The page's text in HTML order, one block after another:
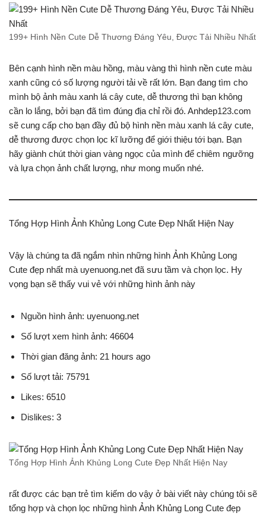
199+ Hình Nền Cute Dễ Thương Đáng Yêu, Được Tải Nhiều Nhất
Bên cạnh hình nền màu hồng, màu vàng thì hình nền cute màu
xanh cũng có số lượng người tải về rất lớn. Bạn đang tìm cho
mình bộ ảnh màu xanh lá cây cute, dễ thương thì bạn không
cần lo lắng, bởi bạn đã tìm đúng địa chỉ rồi đó. Anhdep123.com
sẽ cung cấp cho bạn đầy đủ bộ hình nền màu xanh lá cây cute,
dễ thương được chọn lọc kĩ lưỡng để giới thiệu tới bạn. Bạn
hãy giành chút thời gian vàng ngọc của mình để chiêm ngưỡng
và lựa chọn ảnh chất lượng, như mong muốn nhé.
Tổng Hợp Hình Ảnh Khủng Long Cute Đẹp Nhất Hiện Nay
Vậy là chúng ta đã ngắm nhìn những hình Ảnh Khủng Long
Cute đẹp nhất mà uyenuong.net đã sưu tầm và chọn lọc. Hy
vọng bạn sẽ thấy vui vẻ với những hình ảnh này
Nguồn hình ảnh: uyenuong.net
Số lượt xem hình ảnh: 46604
Thời gian đăng ảnh: 21 hours ago
Số lượt tải: 75791
Likes: 6510
Dislikes: 3
Tổng Hợp Hình Ảnh Khủng Long Cute Đẹp Nhất Hiện Nay
rất được các bạn trẻ tìm kiếm do vậy ở bài viết này chúng tôi sẽ
tổng hợp và chọn lọc những hình Ảnh Khủng Long Cute đẹp